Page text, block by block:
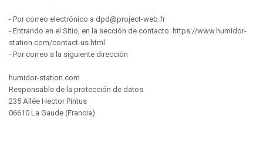
- Por correo electrónico a dpd@project-web.fr
- Entrando en el Sitio, en la sección de contacto: https://www.humidor-
station.com/contact-us.html
- Por correo a la siguiente dirección
humidor-station.com
Responsable de la protección de datos
235 Allée Hector Pintus
06610 La Gaude (Francia)